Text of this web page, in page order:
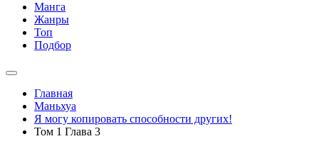
Манга
Жанры
Топ
Подбор
Главная
Маньхуа
Я могу копировать способности других!
Том 1 Глава 3